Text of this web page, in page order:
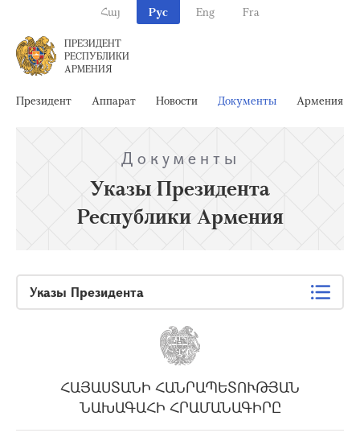
Հայ Рус Eng Fra
ПРЕЗИДЕНТ
РЕСПУБЛИКИ
АРМЕНИЯ
Президент Аппарат Новости Документы Армения
Документы
Указы Президента
Республики Армения
Указы Президента
ՀԱՅԱՍՏԱՆԻ ՀԱՆՐԱՊԵՏՈՒԹՅԱՆ
ՆԱԽԱԳԱՀԻ ՀՐԱՄԱՆԱԳԻՐԸ